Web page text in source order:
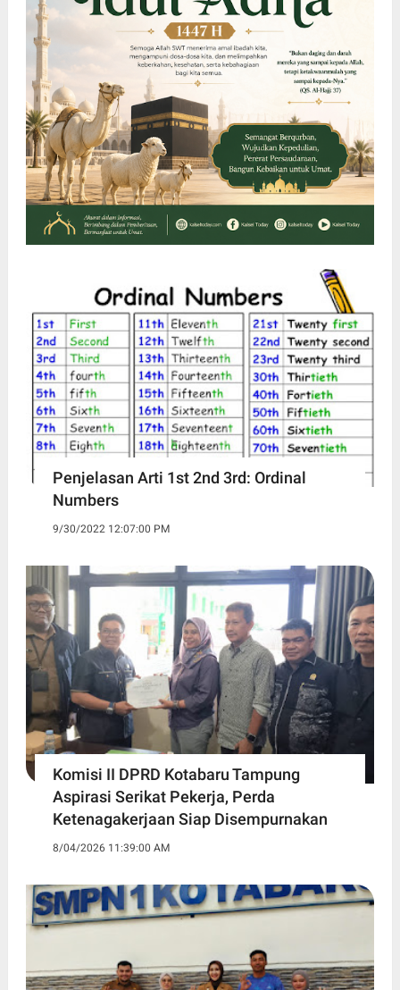
Penjelasan Arti 1st 2nd 3rd: Ordinal
Numbers
9/30/2022 12:07:00 PM
Komisi II DPRD Kotabaru Tampung
Aspirasi Serikat Pekerja, Perda
Ketenagakerjaan Siap Disempurnakan
8/04/2026 11:39:00 AM